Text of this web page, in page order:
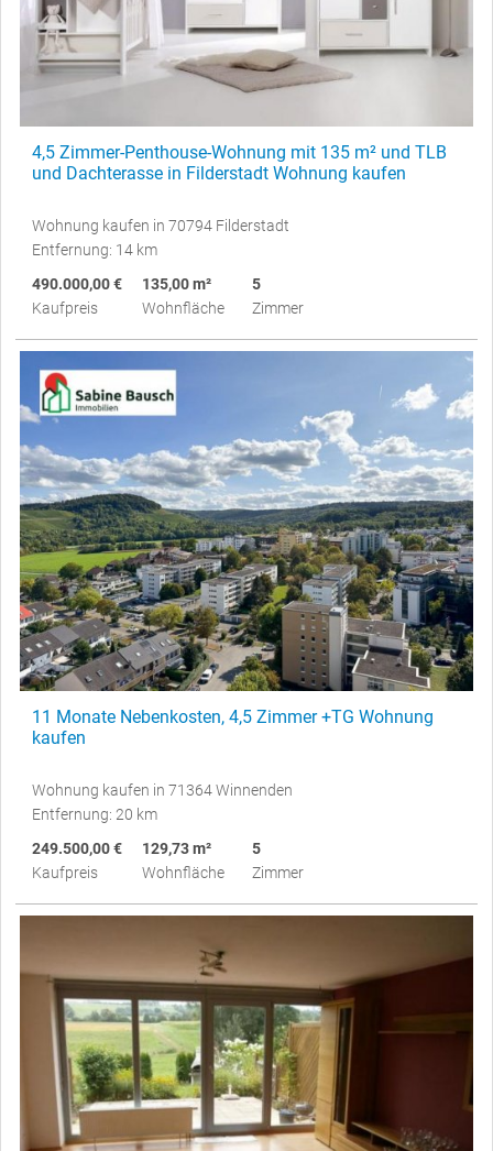
4,5 Zimmer-Penthouse-Wohnung mit 135 m² und TLB
und Dachterasse in Filderstadt Wohnung kaufen
Wohnung kaufen in 70794 Filderstadt
Entfernung: 14 km
490.000,00 €
Kaufpreis
135,00 m²
Wohnfläche
5
Zimmer
11 Monate Nebenkosten, 4,5 Zimmer +TG Wohnung
kaufen
Wohnung kaufen in 71364 Winnenden
Entfernung: 20 km
249.500,00 €
Kaufpreis
129,73 m²
Wohnfläche
5
Zimmer